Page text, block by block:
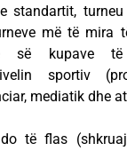
standartit,
më të mira
së kupave të
sportiv
mediatik dhe
të flas